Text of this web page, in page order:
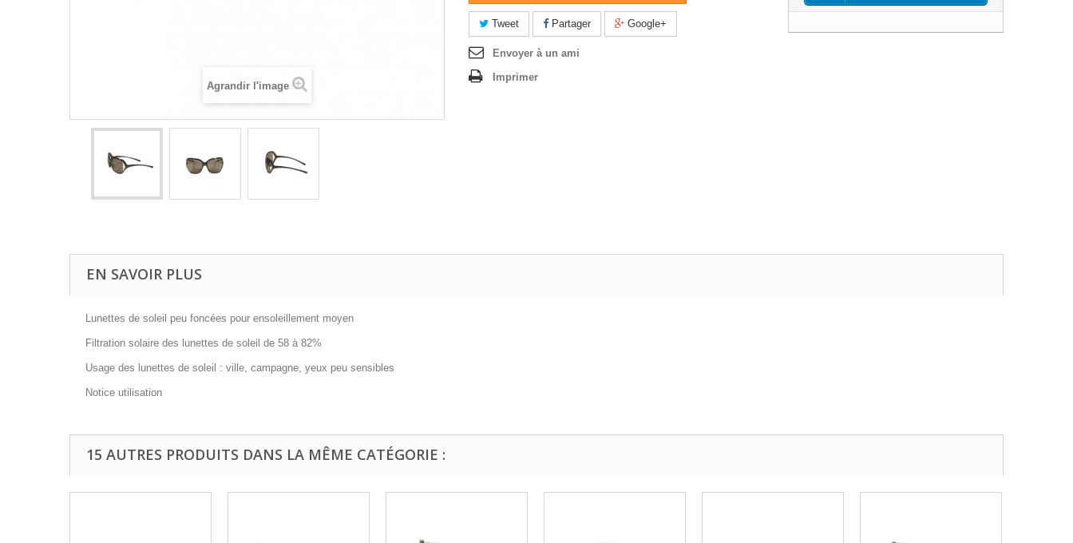
Agrandir l'image
Tweet Partager Google+
Envoyer à un ami
Imprimer
EN SAVOIR PLUS
Lunettes de soleil peu foncées pour ensoleillement moyen
Filtration solaire des lunettes de soleil de 58 à 82%
Usage des lunettes de soleil : ville, campagne, yeux peu sensibles
Notice utilisation
15 AUTRES PRODUITS DANS LA MÊME CATÉGORIE :